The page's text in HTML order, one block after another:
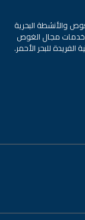
والأنشطة البحرية
خدمات مجال الغوص
الفريدة للبحر الأحمر.